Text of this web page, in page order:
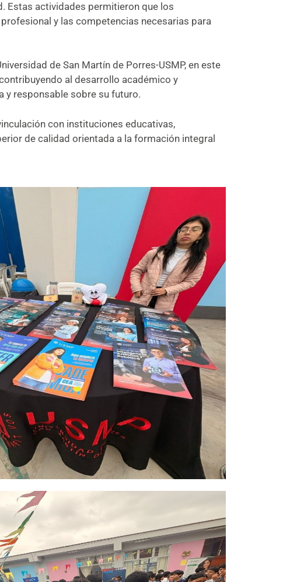
Estas actividades permitieron que los
y las competencias necesarias para
de San Martín de Porres-USMP, en este
al desarrollo académico y
y responsable sobre su futuro.
con instituciones educativas,
de calidad orientada a la formación integral